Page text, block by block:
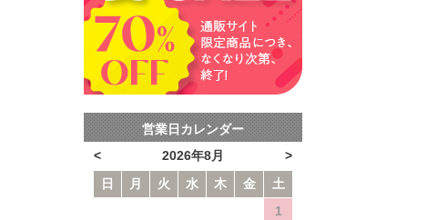
営業日カレンダー
2026年8月
<
>
日
月 火 水 木 金
土
1